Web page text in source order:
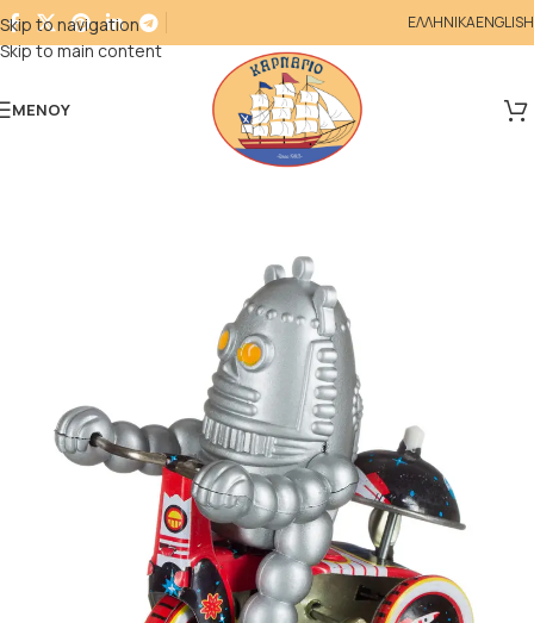
Skip to navigation
Skip to main content
ΕΛΛΗΝΙΚΑENGLISH
ΜΕΝΟΎ